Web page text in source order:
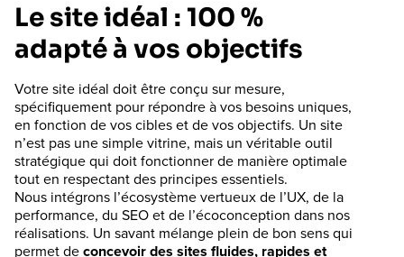
Le site idéal : 100 %
adapté à vos objectifs
Votre site idéal doit être conçu sur mesure,
spécifiquement pour répondre à vos besoins uniques,
en fonction de vos cibles et de vos objectifs. Un site
n’est pas une simple vitrine, mais un véritable outil
stratégique qui doit fonctionner de manière optimale
tout en respectant des principes essentiels.
Nous intégrons l’écosystème vertueux de l’UX, de la
performance, du SEO et de l’écoconception dans nos
réalisations. Un savant mélange plein de bon sens qui
permet deconcevoir des sites fluides, rapides et